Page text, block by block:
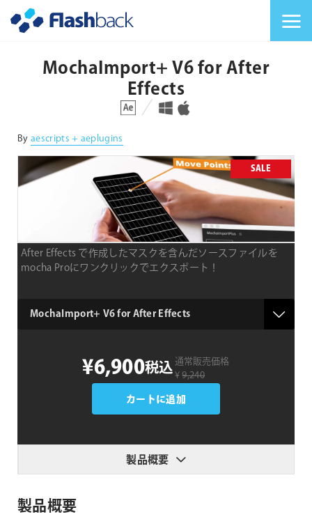
MochaImport+ V6 for After
Effects
対応プラットフォーム 対応OS
By aescripts + aeplugins
SALE
After Effects で作成したマスクを含んだソースファイルを
mocha Proにワンクリックでエクスポート！
product
¥6,900税込通常販売価格
¥9,240
カートに追加
製品概要
製品概要